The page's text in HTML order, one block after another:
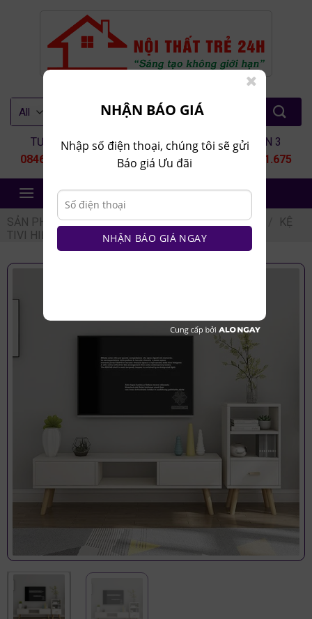
TƯ VẤN 1
0846.80.9999
TƯ VẤN 2
0935.435.286
TƯ VẤN 3
0964.651.675
NỘI THẤT TRẺ 24H
SẢN PHẨM / NỘI THẤT PHÒNG KHÁCH / KỆ TIVI
KỆ
TIVI HIỆN ĐẠI
NHẬN BÁO GIÁ
Nhập số điện thoại, chúng tôi sẽ gửi
Báo giá Ưu đãi
NHẬN BÁO GIÁ NGAY